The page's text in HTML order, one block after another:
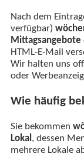
Nach dem
verfügbar)
Mittagsangebote
HTML-E-Mail
Wir halten uns
oder
Wie häufig
Sie bekommen
Lokal, dessen
mehrere Lokale